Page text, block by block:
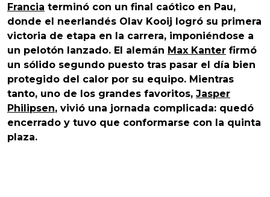
Francia terminó con un final caótico en Pau,
donde el neerlandés Olav Kooij logró su primera
victoria de etapa en la carrera, imponiéndose a
un pelotón lanzado. El alemán Max Kanter firmó
un sólido segundo puesto tras pasar el día bien
protegido del calor por su equipo. Mientras
tanto, uno de los grandes favoritos, Jasper
Philipsen, vivió una jornada complicada: quedó
encerrado y tuvo que conformarse con la quinta
plaza.